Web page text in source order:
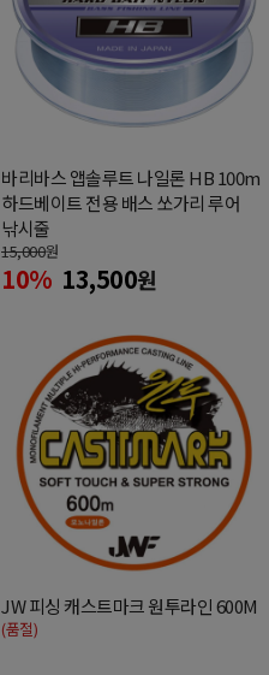
바리바스 앱솔루트 나일론 HB 100m
하드베이트 전용 배스 쏘가리 루어
낚시줄
15,000원
10% 13,500원
JW 피싱 캐스트마크 원투라인 600M
(품절)